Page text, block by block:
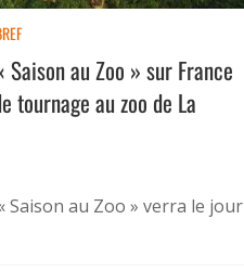
Saison au Zoo » sur France
tournage au zoo de La
Saison au Zoo » verra le jour